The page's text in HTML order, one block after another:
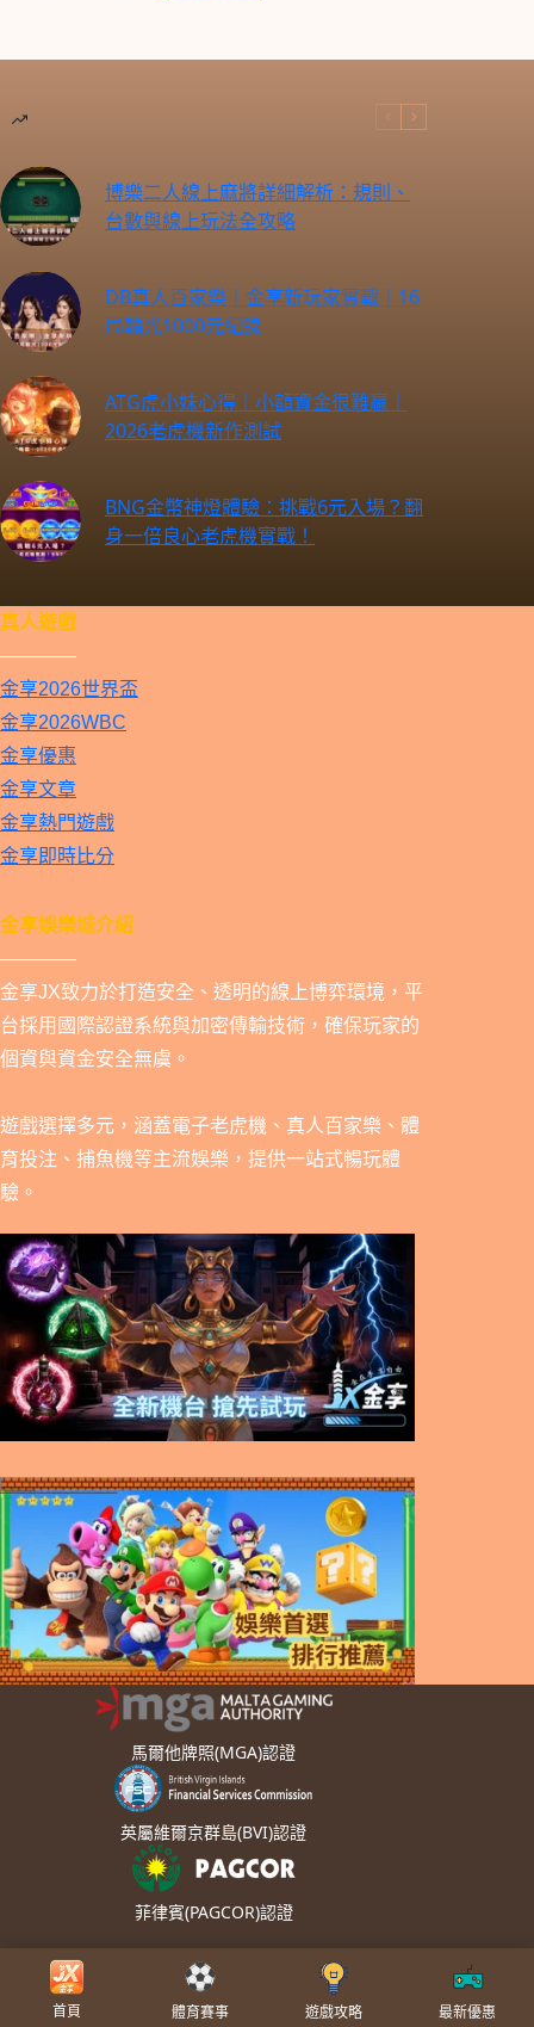
博樂二人線上麻將詳細解析：規則、
台數與線上玩法全攻略
DB真人百家樂｜金享新玩家實戰｜16
局輸光1000元紀錄
ATG虎小妹心得｜小額資金很難贏｜
2026老虎機新作測試
BNG金幣神燈體驗：挑戰6元入場？翻
身一倍良心老虎機實戰！
真人遊戲
————
金享2026世界盃
金享2026WBC
金享優惠
金享文章
金享熱門遊戲
金享即時比分
金享娛樂城介紹
————
金享JX致力於打造安全、透明的線上博弈環境，平
台採用國際認證系統與加密傳輸技術，確保玩家的
個資與資金安全無虞。
遊戲選擇多元，涵蓋電子老虎機、真人百家樂、體
育投注、捕魚機等主流娛樂，提供一站式暢玩體
驗。
馬爾他牌照(MGA)認證
英屬維爾京群島(BVI)認證
菲律賓(PAGCOR)認證
Copyright © | Powered by 金享JX娛樂城
首頁 體育賽事 遊戲攻略 最新優惠